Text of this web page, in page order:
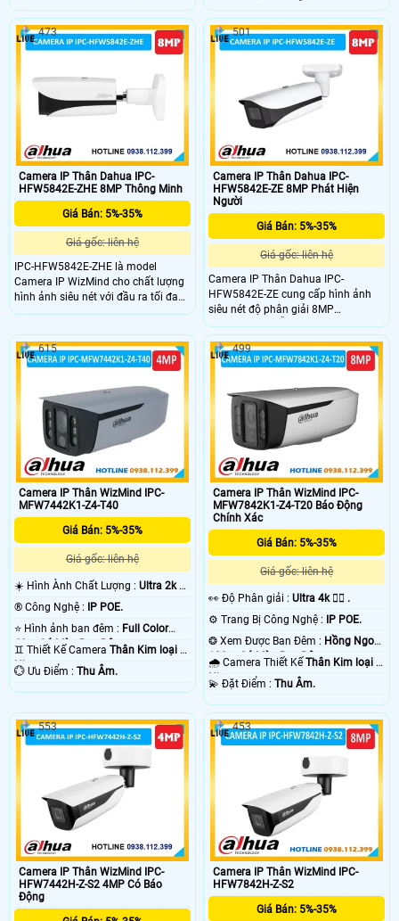
13.5 mm, trang bị cảm biến CMOS
độ phân giải 5.0MP cho hình ảnh
sắc nét, hỗ trợ hồng ngoại 60m xem
đêm dễ dàng. Camera trang bị các
bảo an ninh hiệu quả như phát hiện
âm thanh thông minh, IVS, phát
hiện khuôn mặt, phát hiện vật thể
MP(3840×2160), hỗ trợ hồng ngoại
60m xem đêm rõ ràng. Camera
trang bị tính năng phát hiện khuôn
mặt, bảo vệ vành đai IVS và công
nghệ đếm người, đáp ứng nhu cầu
an ninh, tích hợp micro kép và công
nghệ ePOE
Camera IP Thân Dahua IPC-
HFW5842E-ZHE 8MP Thông Minh
Giá Bán: 5%-35%
Giá gốc: liên hệ
IPC-HFW5842E-ZHE là model
Camera IP WizMind cho chất lượng
hình ảnh siêu nét với đầu ra tối đa
8MP (3840×2160), tích hợp hồng
rõ nét khoảng cách 60m. Camera có
các tính năng phát hiện âm thanh
thông minh, IVS, phát hiện khuôn
mặt, phát hiện vật thể thông minh
và đếm người, SMD 3.0 bảo vệ an
ninh hiệu quả, hỗ trợ lưu qua thẻ
Micro SD tối đa 1 TB
473
Camera IP Thân Dahua IPC-
HFW5842E-ZE 8MP Phát Hiện
Người
Giá Bán: 5%-35%
Giá gốc: liên hệ
Camera IP Thân Dahua IPC-
HFW5842E-ZE cung cấp hình ảnh
siêu nét độ phân giải 8MP
(3840×2160) hỗ trợ các tính năng
xử lý hình ảnh WDR, 3D NR, HLC,
BLC và hồng ngoại 60m xem đêm rõ
ràng. Bên cạnh đó là các chức năng
thông minh như SMD 3.0, phát hiện
âm thanh thông minh, phát hiện
khuôn mặt, phát hiện vật thể thông
minh và đếm người, hỗ trợ ePoE lắp
đặt khoảng cách xa
501
Camera IP Thân WizMind IPC-
MFW7442K1-Z4-T40
Giá Bán: 5%-35%
Giá gốc: liên hệ
☀️ Hình Ành Chất Lượng : Ultra 2k +
.
®️ Công Nghệ :
IP POE.
⭐ Hình ảnh ban đêm : Full Color
60m Có Màu Ban Ðêm.
♊ Thiết Kế Camera Thân Kim loại +
Nhựa.
️💮 Ưu Điểm : Thu Âm.
615
Camera IP Thân WizMind IPC-
MFW7842K1-Z4-T20 Báo Động
Chính Xác
Giá Bán: 5%-35%
Giá gốc: liên hệ
️👀 Độ Phân giải :Ultra 4k 👍🏾 .
⚙ Trang Bị Công Nghệ :
IP POE.
❂ Xem Được Ban Đêm : Hồng Ngoại
100m Có Màu Ban Ðêm.
🌧️ Camera Thiết KếThân Kim loại +
Nhựa.
️💫 Đặt Điểm :Thu Âm.
499
Camera IP Thân WizMind IPC-
HFW7442H-Z-S2 4MP Có Báo
Động
553
Camera IP Thân WizMind IPC-
HFW7842H-Z-S2
Giá Bán: 5%-35%
453